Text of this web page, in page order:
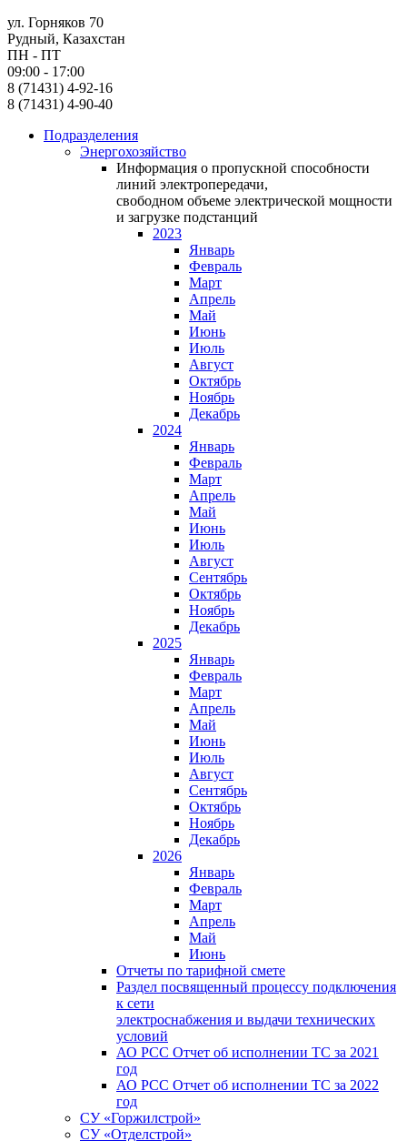
ул. Горняков 70
Рудный, Казахстан
ПН - ПТ
09:00 - 17:00
8 (71431) 4-92-16
8 (71431) 4-90-40
Подразделения
Энергохозяйство
Информация о пропускной способности
линий электропередачи,
свободном объеме электрической мощности
и загрузке подстанций
2023
Январь
Февраль
Март
Апрель
Май
Июнь
Июль
Август
Октябрь
Ноябрь
Декабрь
2024
Январь
Февраль
Март
Апрель
Май
Июнь
Июль
Август
Сентябрь
Октябрь
Ноябрь
Декабрь
2025
Январь
Февраль
Март
Апрель
Май
Июнь
Июль
Август
Сентябрь
Октябрь
Ноябрь
Декабрь
2026
Январь
Февраль
Март
Апрель
Май
Июнь
Отчеты по тарифной смете
Раздел посвященный процессу подключения
к сети
электроснабжения и выдачи технических
условий
АО РСС Отчет об исполнении ТС за 2021
год
АО РСС Отчет об исполнении ТС за 2022
год
СУ «Горжилстрой»
СУ «Отделстрой»